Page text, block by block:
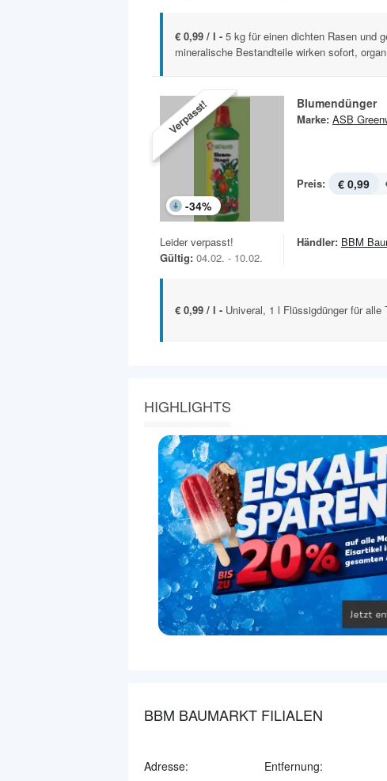
€ 0,99 / l - 5 kg für einen dichten Rasen und
mineralische Bestandteile wirken sofort,
Verpasst!
-34%
Blumendünger
Marke: ASB
Preis: € 0,99
Leider verpasst!
Gültig: 04.02. - 10.02.
Händler: BBM
€ 0,99 / l - Univeral, 1 l Flüssigdünger für alle
HIGHLIGHTS
BBM BAUMARKT FILIALEN
Adresse: Entfernung: